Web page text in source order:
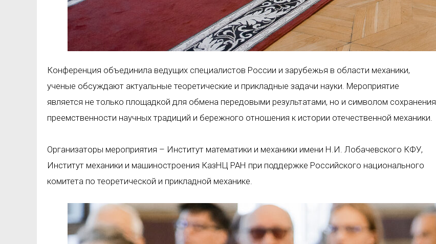
Конференция объединила ведущих специалистов России и зарубежья в области механики,
ученые обсуждают актуальные теоретические и прикладные задачи науки. Мероприятие
является не только площадкой для обмена передовыми результатами, но и символом сохранения
преемственности научных традиций и бережного отношения к истории отечественной механики.
Организаторы мероприятия – Институт математики и механики имени Н.И. Лобачевского КФУ,
Институт механики и машиностроения КазНЦ РАН при поддержке Российского национального
комитета по теоретической и прикладной механике.